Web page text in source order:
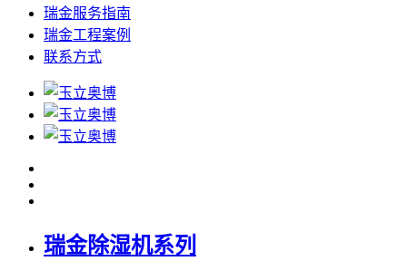
瑞金服务指南
瑞金工程案例
联系方式
瑞金除湿机系列